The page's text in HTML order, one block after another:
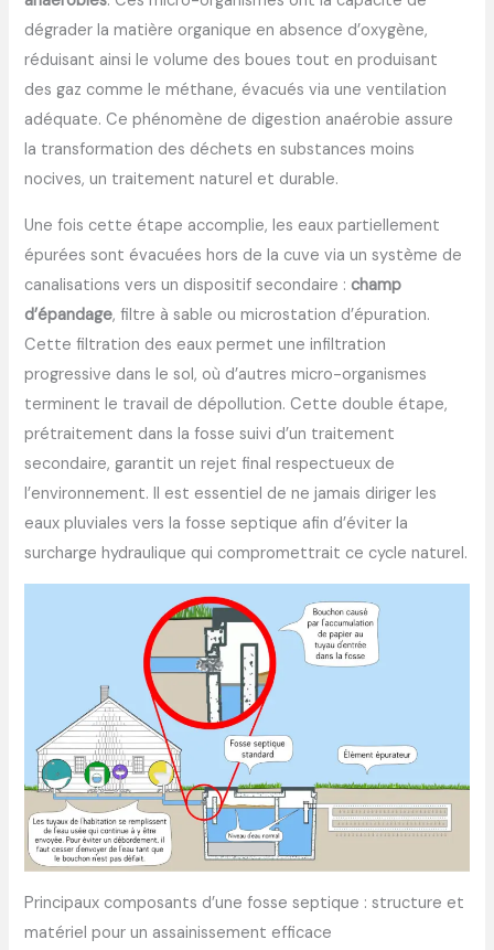
dégrader la matière organique en absence d’oxygène,
réduisant ainsi le volume des boues tout en produisant
des gaz comme le méthane, évacués via une ventilation
adéquate. Ce phénomène de digestion anaérobie assure
la transformation des déchets en substances moins
nocives, un traitement naturel et durable.
Une fois cette étape accomplie, les eaux partiellement
épurées sont évacuées hors de la cuve via un système de
canalisations vers un dispositif secondaire :champ
d’épandage, filtre à sable ou microstation d’épuration.
Cette filtration des eaux permet une infiltration
progressive dans le sol, où d’autres micro-organismes
terminent le travail de dépollution. Cette double étape,
prétraitement dans la fosse suivi d’un traitement
secondaire, garantit un rejet final respectueux de
l’environnement. Il est essentiel de ne jamais diriger les
eaux pluviales vers la fosse septique afin d’éviter la
surcharge hydraulique qui compromettrait ce cycle naturel.
Principaux composants d’une fosse septique : structure et
matériel pour un assainissement efficace